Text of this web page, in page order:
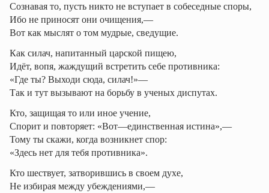
Сознавая то, пусть никто не вступает в собеседные споры,
Ибо не приносят они очищения,—
Вот как мыслят о том мудрые, сведущие.
Как силач, напитанный царской пищею,
Идёт, вопя, жаждущий встретить себе противника:
«Где ты? Выходи сюда, силач!»—
Так и тут вызывают на борьбу в ученых диспутах.
Кто, защищая то или иное учение,
Спорит и повторяет: «Вот—единственная истина»,—
Тому ты скажи, когда возникнет спор:
«Здесь нет для тебя противника».
Кто шествует, затворившись в своем духе,
Не избирая между убеждениями,—